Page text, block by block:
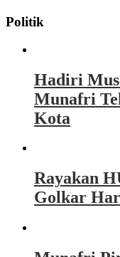
Politik
Hadiri
Munafri
Kota
Rayakan
Golkar